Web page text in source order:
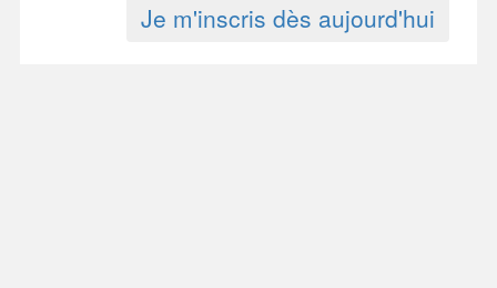
Je m'inscris dès aujourd'hui